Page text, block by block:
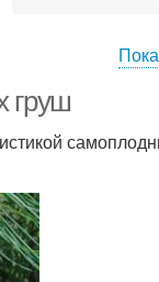
груш